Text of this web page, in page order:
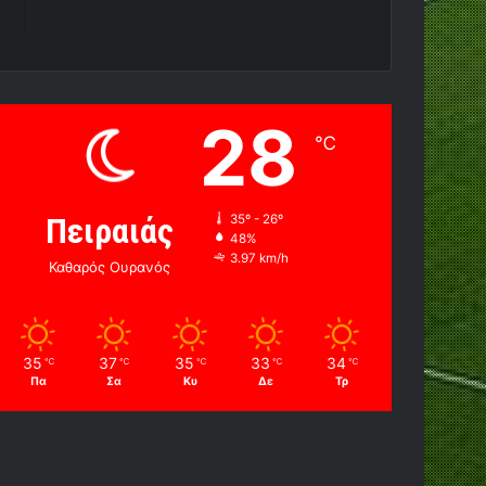
Πειραιάς
Καθαρός Ουρανός
28 ℃
35º - 26º
48%
3.97 km/h
35 ℃
Πα
37 ℃
Σα
35 ℃
Κυ
33 ℃
Δε
34 ℃
Τρ